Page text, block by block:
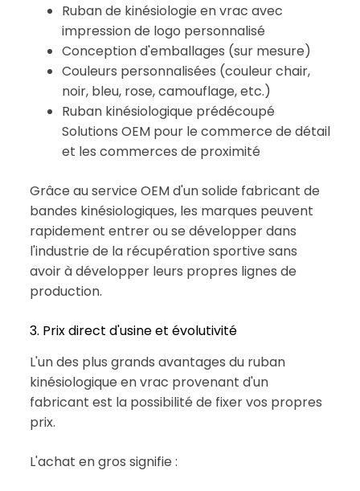
Ruban de kinésiologie en vrac avec
impression de logo personnalisé
Conception d'emballages (sur mesure)
Couleurs personnalisées (couleur chair,
noir, bleu, rose, camouflage, etc.)
Ruban kinésiologique prédécoupé
Solutions OEM pour le commerce de détail
et les commerces de proximité
Grâce au service OEM d'un solide fabricant de
bandes kinésiologiques, les marques peuvent
rapidement entrer ou se développer dans
l'industrie de la récupération sportive sans
avoir à développer leurs propres lignes de
production.
3. Prix direct d'usine et évolutivité
L'un des plus grands avantages du ruban
kinésiologique en vrac provenant d'un
fabricant est la possibilité de fixer vos propres
prix.
L'achat en gros signifie :